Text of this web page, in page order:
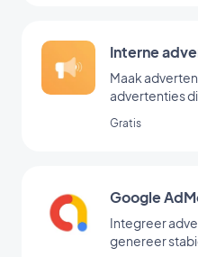
Interne
Maak
advertenties
Gratis
Google
Integreer
genereer